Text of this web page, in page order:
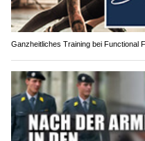
Ganzheitliches Training bei Functional